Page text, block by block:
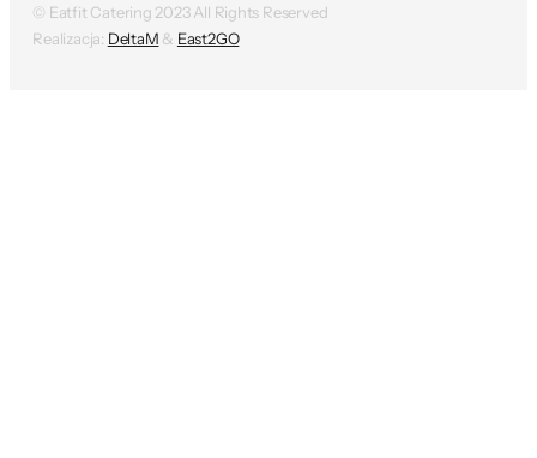
© Eatfit Catering 2023 All Rights Reserved
Realizacja: DeltaM & East2GO